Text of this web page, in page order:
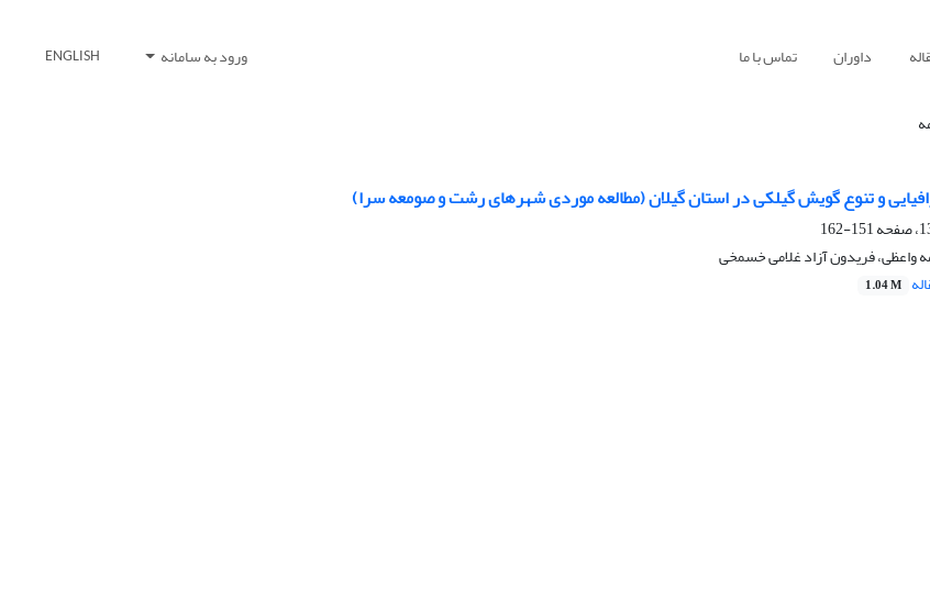
داوران تماس با ما ورود به سامانه ENGLISH
و تنوع گویش گیلکی در استان گیلان (مطالعه موردی شهرهای رشت و صومعه سرا)
151-162
واعظی، فریدون آزاد غلامی خسمخی
1.04 M